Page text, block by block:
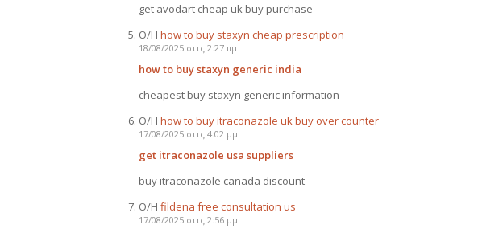
get avodart cheap uk buy purchase
Ο/Η how to buy staxyn cheap prescription
18/08/2025 στις 2:27 πμ
how to buy staxyn generic india
cheapest buy staxyn generic information
Ο/Η how to buy itraconazole uk buy over counter
17/08/2025 στις 4:02 μμ
get itraconazole usa suppliers
buy itraconazole canada discount
Ο/Η fildena free consultation us
17/08/2025 στις 2:56 μμ